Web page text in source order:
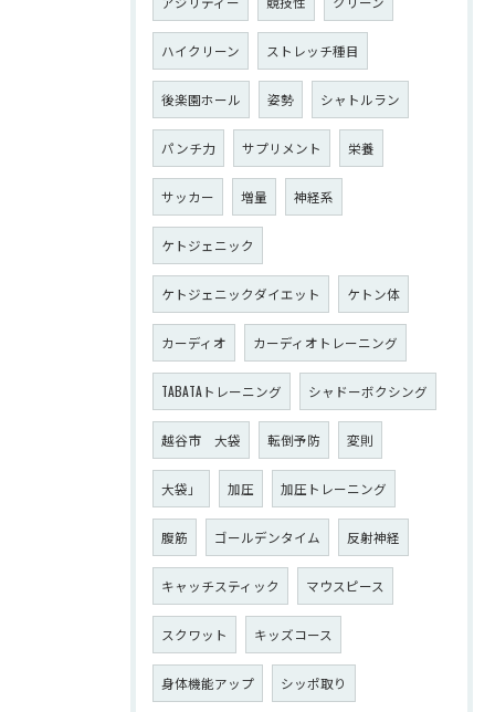
ハイクリーン ストレッチ種目
後楽園ホール 姿勢 シャトルラン
パンチ力 サプリメント 栄養
サッカー 増量 神経系
ケトジェニック
ケトジェニックダイエット ケトン体
カーディオ カーディオトレーニング
TABATAトレーニング シャドーボクシング
越谷市 大袋 転倒予防 変則
大袋」 加圧 加圧トレーニング
腹筋 ゴールデンタイム 反射神経
キャッチスティック マウスピース
スクワット キッズコース
身体機能アップ シッポ取り